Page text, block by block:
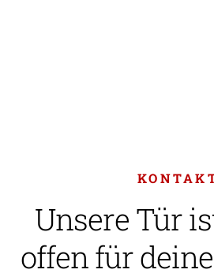
Unsere Tür
offen für